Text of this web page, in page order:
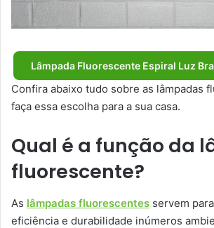
Lâmpada Fluorescente Espiral Luz
Confira abaixo tudo sobre as lâmpadas
faça essa escolha para a sua casa.
Qual é a função da
fluorescente?
As lâmpadas fluorescentes servem
eficiência e durabilidade inúmeros